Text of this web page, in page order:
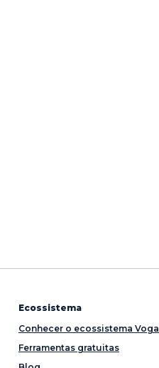
Ecossistema
Conhecer o ecossistema Voga
Ferramentas gratuitas